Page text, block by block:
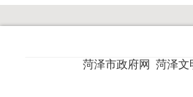
菏泽市政府网 菏泽文